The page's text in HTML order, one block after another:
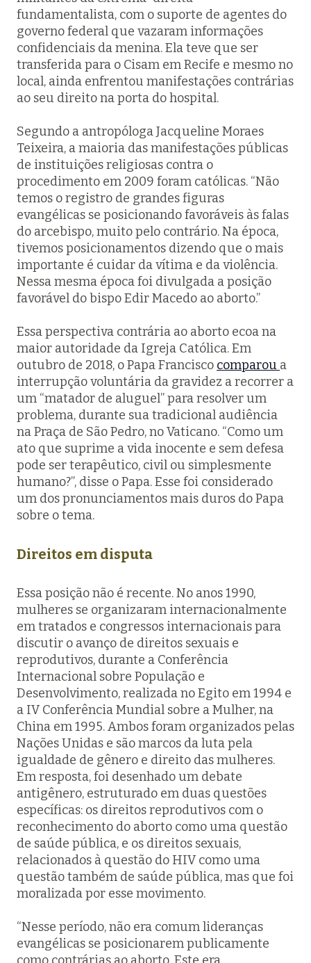
fundamentalista, com o suporte de agentes do
governo federal que vazaram informações
confidenciais da menina. Ela teve que ser
transferida para o Cisam em Recife e mesmo no
local, ainda enfrentou manifestações contrárias
ao seu direito na porta do hospital.
Segundo a antropóloga Jacqueline Moraes
Teixeira, a maioria das manifestações públicas
de instituições religiosas contra o
procedimento em 2009 foram católicas. “Não
temos o registro de grandes figuras
evangélicas se posicionando favoráveis às falas
do arcebispo, muito pelo contrário. Na época,
tivemos posicionamentos dizendo que o mais
importante é cuidar da vítima e da violência.
Nessa mesma época foi divulgada a posição
favorável do bispo Edir Macedo ao aborto.”
Essa perspectiva contrária ao aborto ecoa na
maior autoridade da Igreja Católica. Em
outubro de 2018, o Papa Francisco comparou a
interrupção voluntária da gravidez a recorrer a
um “matador de aluguel” para resolver um
problema, durante sua tradicional audiência
na Praça de São Pedro, no Vaticano. “Como um
ato que suprime a vida inocente e sem defesa
pode ser terapêutico, civil ou simplesmente
humano?”, disse o Papa. Esse foi considerado
um dos pronunciamentos mais duros do Papa
sobre o tema.
Direitos em disputa
Essa posição não é recente. No anos 1990,
mulheres se organizaram internacionalmente
em tratados e congressos internacionais para
discutir o avanço de direitos sexuais e
reprodutivos, durante a Conferência
Internacional sobre População e
Desenvolvimento, realizada no Egito em 1994 e
a IV Conferência Mundial sobre a Mulher, na
China em 1995. Ambos foram organizados pelas
Nações Unidas e são marcos da luta pela
igualdade de gênero e direito das mulheres.
Em resposta, foi desenhado um debate
antigênero, estruturado em duas questões
específicas: os direitos reprodutivos com o
reconhecimento do aborto como uma questão
de saúde pública, e os direitos sexuais,
relacionados à questão do HIV como uma
questão também de saúde pública, mas que foi
moralizada por esse movimento.
“Nesse período, não era comum lideranças
evangélicas se posicionarem publicamente